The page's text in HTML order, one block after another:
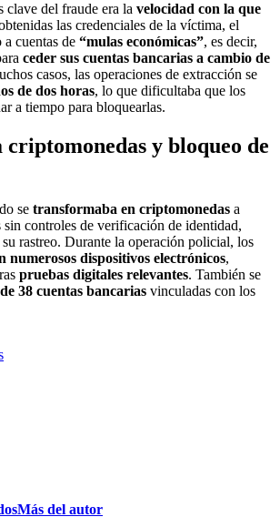
clave del fraude era la velocidad con la que
las credenciales de la víctima, el
cuentas de “mulas económicas”, es decir,
ceder sus cuentas bancarias a cambio de
casos, las operaciones de extracción se
de dos horas, lo que dificultaba que los
a tiempo para bloquearlas.
criptomonedas y bloqueo de
se transformaba en criptomonedas a
sin controles de verificación de identidad,
rastreo. Durante la operación policial, los
numerosos dispositivos electrónicos,
pruebas digitales relevantes. También se
38 cuentas bancarias vinculadas con los
Más del autor